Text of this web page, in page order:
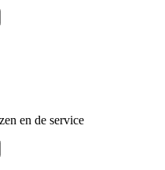
en de service